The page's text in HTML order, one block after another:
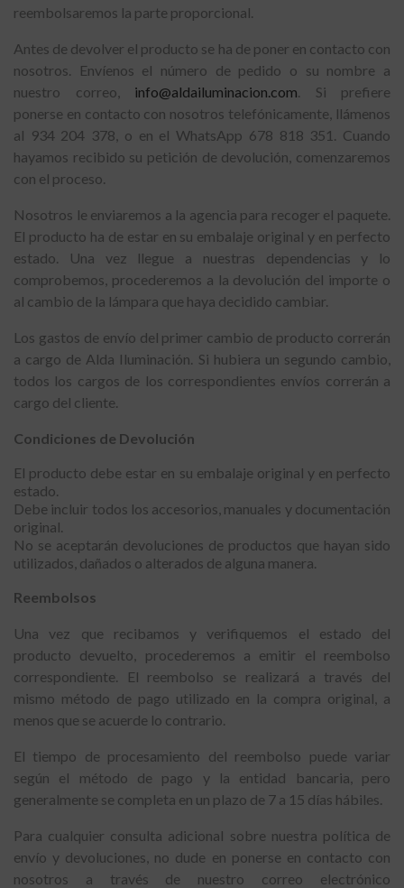
reembolsaremos la parte proporcional.
Antes de devolver el producto se ha de poner en contacto con
nosotros. Envíenos el número de pedido o su nombre a
nuestro correo, info@aldailuminacion.com. Si prefiere
ponerse en contacto con nosotros telefónicamente, llámenos
al 934 204 378, o en el WhatsApp 678 818 351. Cuando
hayamos recibido su petición de devolución, comenzaremos
con el proceso.
Nosotros le enviaremos a la agencia para recoger el paquete.
El producto ha de estar en su embalaje original y en perfecto
estado. Una vez llegue a nuestras dependencias y lo
comprobemos, procederemos a la devolución del importe o
al cambio de la lámpara que haya decidido cambiar.
Los gastos de envío del primer cambio de producto correrán
a cargo de Alda Iluminación. Si hubiera un segundo cambio,
todos los cargos de los correspondientes envíos correrán a
cargo del cliente.
Condiciones de Devolución
El producto debe estar en su embalaje original y en perfecto
estado.
Debe incluir todos los accesorios, manuales y documentación
original.
No se aceptarán devoluciones de productos que hayan sido
utilizados, dañados o alterados de alguna manera.
Reembolsos
Una vez que recibamos y verifiquemos el estado del
producto devuelto, procederemos a emitir el reembolso
correspondiente. El reembolso se realizará a través del
mismo método de pago utilizado en la compra original, a
menos que se acuerde lo contrario.
El tiempo de procesamiento del reembolso puede variar
según el método de pago y la entidad bancaria, pero
generalmente se completa en un plazo de 7 a 15 días hábiles.
Para cualquier consulta adicional sobre nuestra política de
envío y devoluciones, no dude en ponerse en contacto con
nosotros a través de nuestro correo electrónico